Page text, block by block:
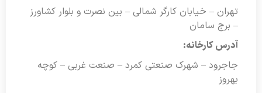
تهران – خیابان کارگر شمالی – بین نصرت و بلوار کشاورز
– برج سامان
آدرس کارخانه:
جاجرود – شهرک صنعتی کمرد – صنعت غربی – کوچه
بهروز